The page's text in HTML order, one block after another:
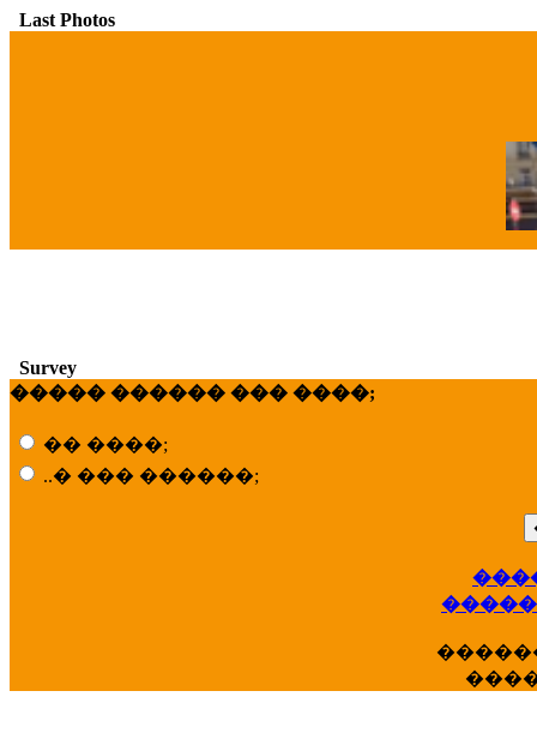
Last Photos
Survey
����� ������ ��� ����;
�� ����;
..� ��� ������;